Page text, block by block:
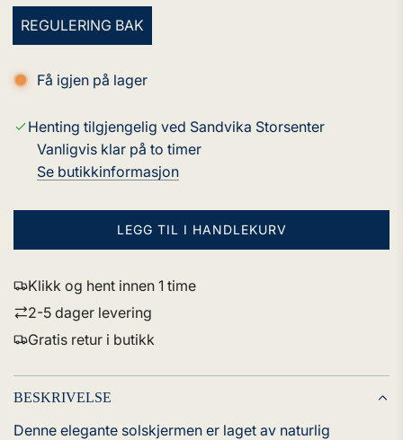
REGULERING BAK
Få igjen på lager
Henting tilgjengelig ved Sandvika Storsenter
Vanligvis klar på to timer
Se butikkinformasjon
LEGG TIL I HANDLEKURV
L
.
Klikk og hent innen 1 time
2-5 dager levering
Gratis retur i butikk
BESKRIVELSE
Denne elegante solskjermen er laget av naturlig